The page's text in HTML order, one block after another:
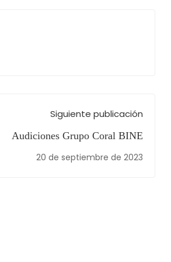
Siguiente publicación
Audiciones Grupo Coral BINE
20 de septiembre de 2023